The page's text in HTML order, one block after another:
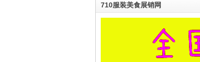
710服装美食展销网